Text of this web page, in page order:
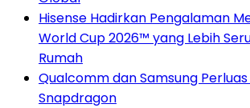
Hisense Hadirkan Pengalaman
World Cup 2026™ yang Lebih
Rumah
Qualcomm dan Samsung
Snapdragon